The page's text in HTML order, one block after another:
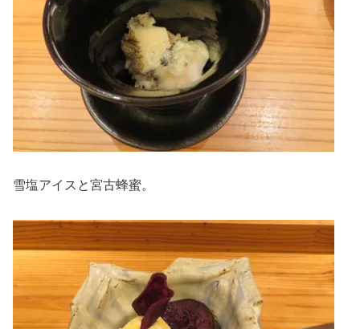
雪塩アイスと宮古蜂蜜。